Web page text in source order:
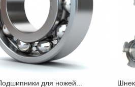
для ножей... Шнек